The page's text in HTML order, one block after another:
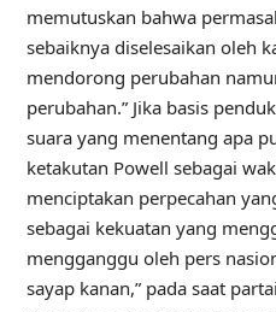
memutuskan bahwa
sebaiknya diselesaikan oleh
mendorong perubahan
perubahan.” Jika basis
suara yang menentang apa
ketakutan Powell sebagai
menciptakan perpecahan
sebagai kekuatan yang
mengganggu oleh pers
sayap kanan,” pada saat